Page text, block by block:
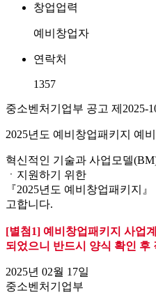
창업업력
예비창업자
연락처
1357
중소벤처기업부 공고 제2025-
2025년도 예비창업패키지 예
혁신적인 기술과 사업모델
ㆍ지원하기 위한
『2025년도 예비창업패키지
고합니다.
[별첨1] 예비창업패키지 사업
되었으니 반드시 양식 확인 후
2025년 02월 17일
중소벤처기업부